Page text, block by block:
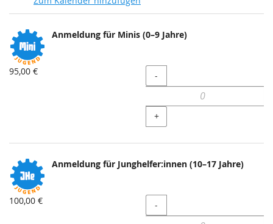
Produkte
Unkategorisierte
Produkte
Anmeldung für Minis (0–9 Jahre)
95,00 € Menge
-
+
Anmeldung für Junghelfer:innen (10–17 Jahre)
100,00 € Menge
-